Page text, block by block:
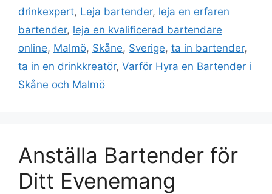
drinkexpert, Leja bartender, leja en erfaren
bartender, leja en kvalificerad bartendare
online, Malmö, Skåne, Sverige, ta in bartender,
ta in en drinkkreatör, Varför Hyra en Bartender i
Skåne och Malmö
Anställa Bartender för
Ditt Evenemang